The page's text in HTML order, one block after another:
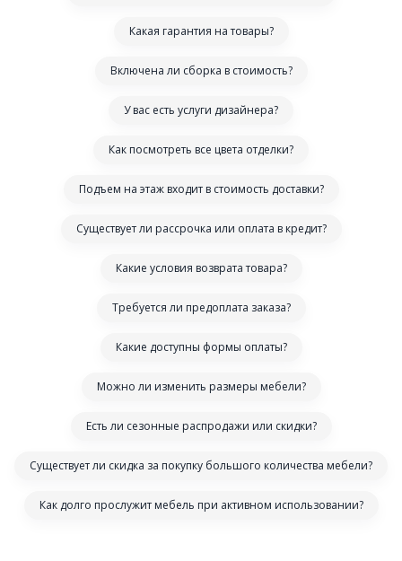
Какая гарантия на товары?
Включена ли сборка в стоимость?
У вас есть услуги дизайнера?
Как посмотреть все цвета отделки?
Подъем на этаж входит в стоимость доставки?
Существует ли рассрочка или оплата в кредит?
Какие условия возврата товара?
Требуется ли предоплата заказа?
Какие доступны формы оплаты?
Можно ли изменить размеры мебели?
Есть ли сезонные распродажи или скидки?
Существует ли скидка за покупку большого количества мебели?
Как долго прослужит мебель при активном использовании?